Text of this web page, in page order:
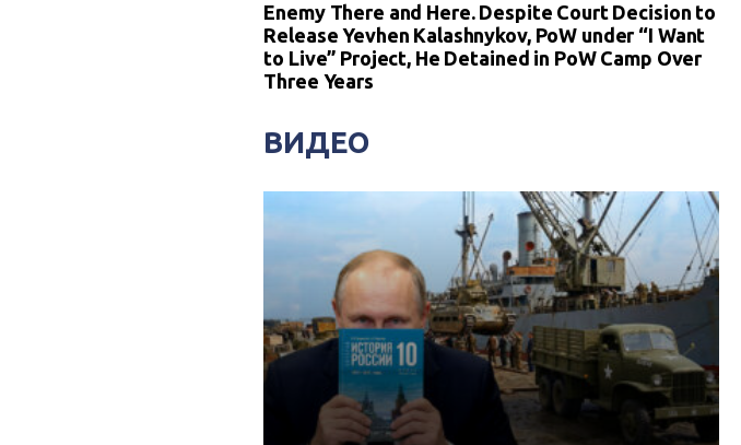
Enemy There and Here. Despite Court Decision to
Release Yevhen Kalashnykov, PoW under “I Want
to Live” Project, He Detained in PoW Camp Over
Three Years
ВИДЕО